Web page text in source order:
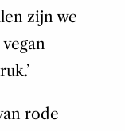
zijn we
rode